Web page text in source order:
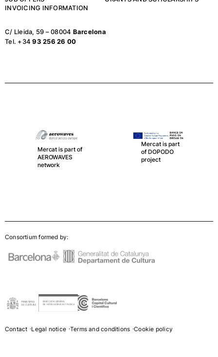
INVOICING INFORMATION
C/ Lleida, 59 – 08004 Barcelona
Tel. +3493 256 26 00
Mercat is part of
AEROWAVES
network
Mercat is part
of DOPODO
project
Consortium formed by:
Contact Legal notice Terms and conditions Cookie policy